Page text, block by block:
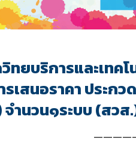
ทยบริการและเทค
รเสนอราคา ประก
ำนวน๑ระบบ (สว